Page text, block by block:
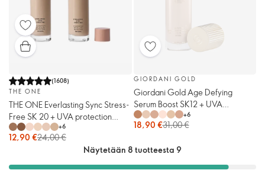
(1608)
THE ONE
THE ONE Everlasting Sync Stress-
Free SK 20 + UVA protection
Natural -meikkivoide
+6
12,90 €24,00 €
GIORDANI GOLD
Giordani Gold Age Defying
Serum Boost SK12 + UVA
Protection -meikkivoide
+6
18,90 €31,00 €
Näytetään 8 tuotteesta 9